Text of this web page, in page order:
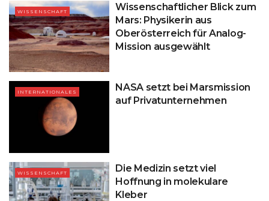
WISSENSCHAFT
Wissenschaftlicher Blick zum
Mars: Physikerin aus
Oberösterreich für Analog-
Mission ausgewählt
INTERNATIONALES
NASA setzt bei Marsmission
auf Privatunternehmen
WISSENSCHAFT
Die Medizin setzt viel
Hoffnung in molekulare
Kleber